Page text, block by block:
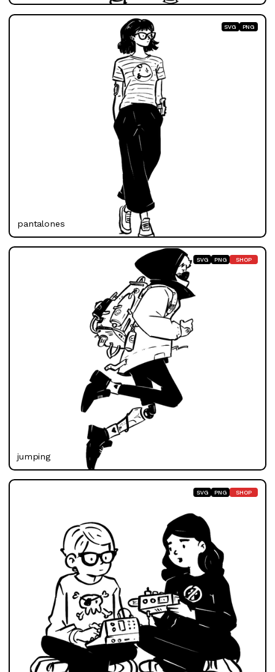
SVG PNG
pantalones
SVG PNG SHOP
jumping
SVG PNG SHOP